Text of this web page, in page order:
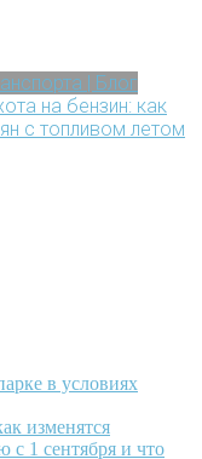
| Блог
на бензин: как
с топливом летом
в условиях
изменятся
с 1 сентября и что